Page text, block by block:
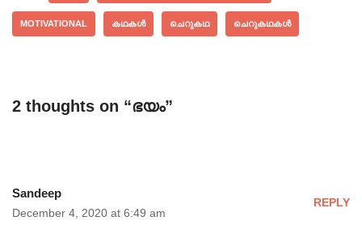
MOTIVATIONAL കഥകൾ ചെറുകഥ ചെറുകഥകൾ
2 thoughts on “ഭയം”
Sandeep
December 4, 2020 at 6:49 am
REPLY